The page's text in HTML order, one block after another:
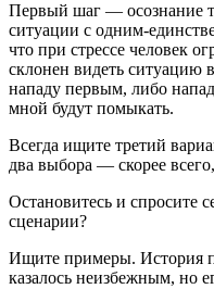
Первый шаг — осознание
ситуации с одним-
что при стрессе человек
склонен видеть ситуацию
нападу первым, либо
мной будут помыкать.
Всегда ищите третий
два выбора — скорее
Остановитесь и спросите
сценарии?
Ищите примеры. История
казалось неизбежным, но